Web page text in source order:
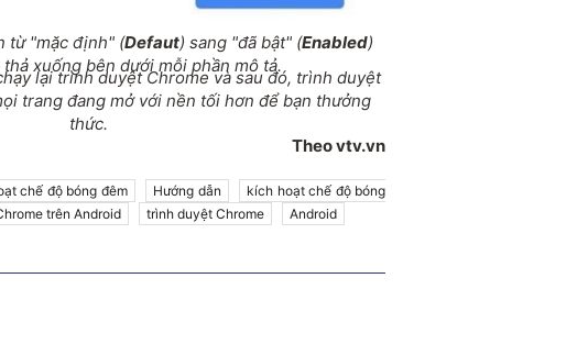
từ "mặc định" (Defaut) sang "đã bật" (Enabled)
xuống bên dưới mỗi phần mô tả.
lại trình duyệt Chrome và sau đó, trình duyệt
trang đang mở với nền tối hơn để bạn thưởng
thức.
Theo vtv.vn
chế độ bóng đêm Hướng dẫn
kích hoạt chế độ bóng
trên Android trình duyệt Chrome Android